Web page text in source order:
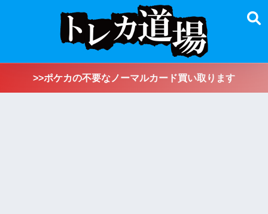
>>ポケカの不要なノーマルカード買い取ります